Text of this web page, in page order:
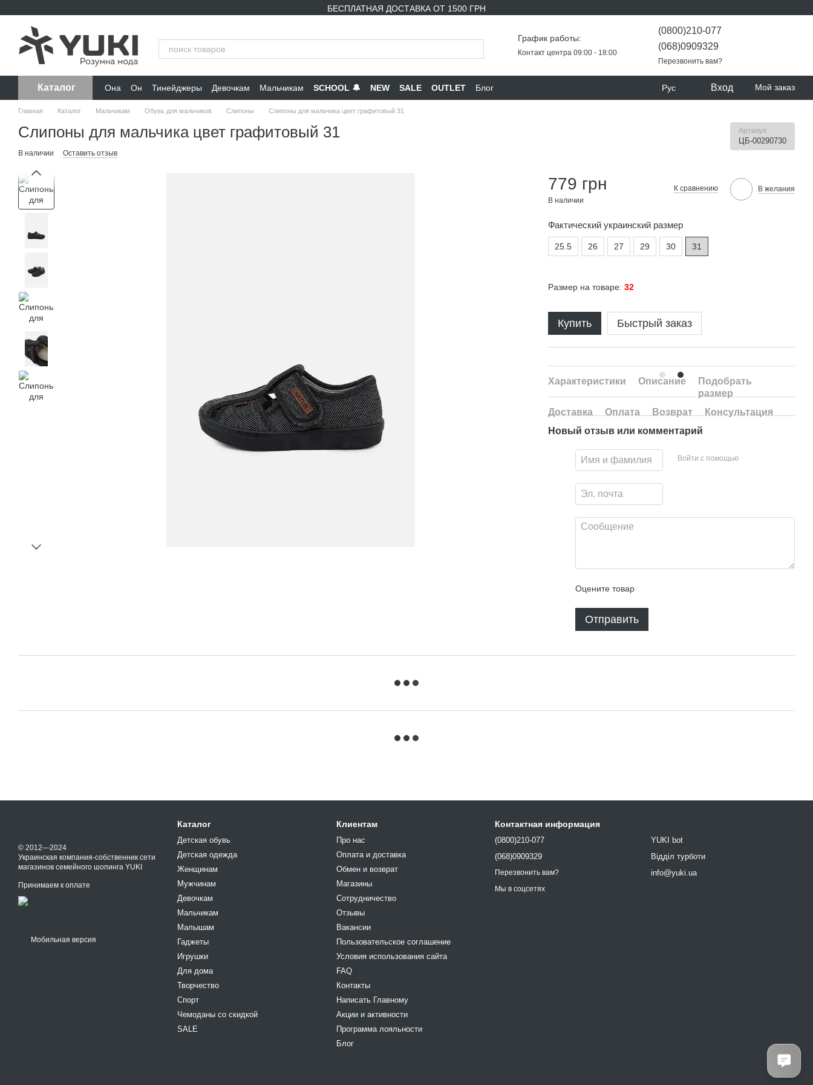
БЕСПЛАТНАЯ ДОСТАВКА ОТ 1500 ГРН
График работы:
Контакт центра 09:00 - 18:00
(0800)210-077
(068)0909329
Перезвонить вам?
Каталог Она Он Тинейджеры Девочкам Мальчикам SCHOOL 🔔 NEW SALE OUTLET Блог Рус Вход Мой заказ
Главная Каталог Мальчикам Обувь для мальчиков Слипоны Слипоны для мальчика цвет графитовый 31
Слипоны для мальчика цвет графитовый 31 Артикул
ЦБ-00290730
В наличии Оставить отзыв
779 грн
В наличии
К сравнению В желания
Фактический украинский размер
25.5 26 27 29 30 31
Размер на товаре: 32
Купить Быстрый заказ
Характеристики Описание
Подобрать
размер
Доставка
Оплата Возврат
Консультация
Новый отзыв или комментарий
Войти с помощью
Оцените товар
Отправить
© 2012—2024
Украинская компания-собственник сети
магазинов семейного шопинга YUKI
Принимаем к оплате
Мобильная версия
Каталог
Детская обувь
Детская одежда
Женщинам
Мужчинам
Девочкам
Мальчикам
Малышам
Гаджеты
Игрушки
Для дома
Творчество
Спорт
Чемоданы со скидкой
SALE
Клиентам
Про нас
Оплата и доставка
Обмен и возврат
Магазины
Сотрудничество
Отзывы
Вакансии
Пользовательское соглашение
Условия использования сайта
FAQ
Контакты
Написать Главному
Акции и активности
Программа лояльности
Блог
Контактная информация
(0800)210-077
(068)0909329
Перезвонить вам?
YUKI bot
Відділ турботи
info@yuki.ua
Мы в соцсетях